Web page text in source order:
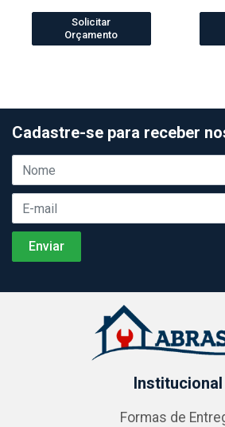
Solicitar
Orçamento
Cadastre-se para receber
Institucional
Formas de